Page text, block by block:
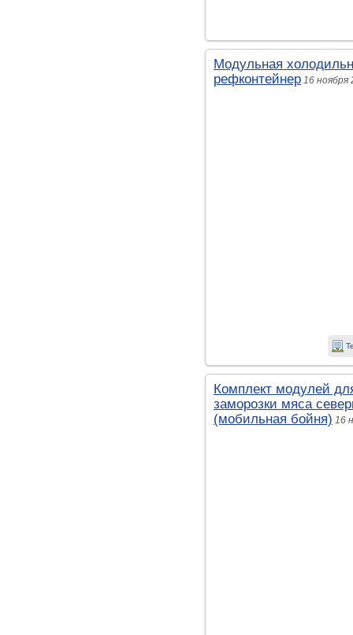
Модульная
рефконтейнер 16 ноября
Комплект модулей
заморозки мяса
(мобильная бойня) 16